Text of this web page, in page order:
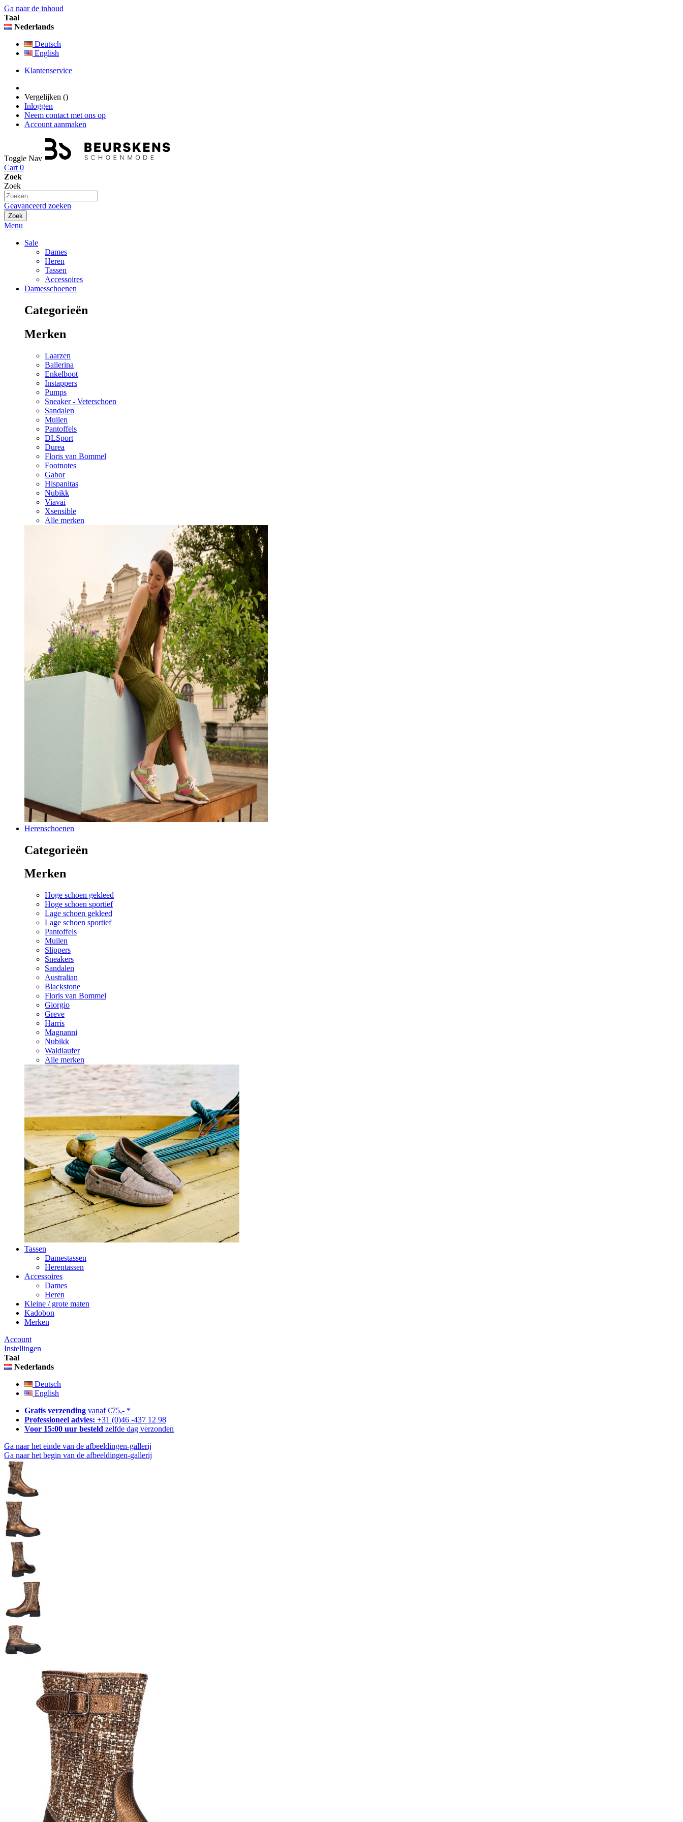
Ga naar de inhoud
Taal
Nederlands
Deutsch
English
Klantenservice
Vergelijken ()
Inloggen
Neem contact met ons op
Account aanmaken
Toggle Nav
Cart 0
Zoek
Zoek
Geavanceerd zoeken
Zoek
Menu
Sale
Dames
Heren
Tassen
Accessoires
Damesschoenen
Categorieën
Merken
Laarzen
Ballerina
Enkelboot
Instappers
Pumps
Sneaker - Veterschoen
Sandalen
Muilen
Pantoffels
DLSport
Durea
Floris van Bommel
Footnotes
Gabor
Hispanitas
Nubikk
Viavai
Xsensible
Alle merken
Herenschoenen
Categorieën
Merken
Hoge schoen gekleed
Hoge schoen sportief
Lage schoen gekleed
Lage schoen sportief
Pantoffels
Muilen
Slippers
Sneakers
Sandalen
Australian
Blackstone
Floris van Bommel
Giorgio
Greve
Harris
Magnanni
Nubikk
Waldlaufer
Alle merken
Tassen
Damestassen
Herentassen
Accessoires
Dames
Heren
Kleine / grote maten
Kadobon
Merken
Account
Instellingen
Taal
Nederlands
Deutsch
English
Gratis verzending vanaf €75,- *
Professioneel advies: +31 (0)46 -437 12 98
Voor 15:00 uur besteld zelfde dag verzonden
Ga naar het einde van de afbeeldingen-gallerij
Ga naar het begin van de afbeeldingen-gallerij